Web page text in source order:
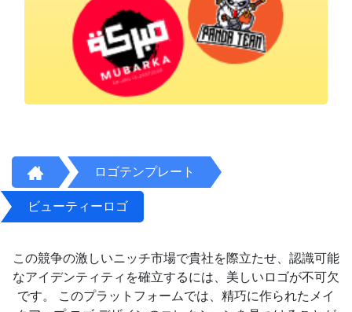
ロゴテンプレート
ビューティーロゴ
この競争の激しいニッチ市場で貴社を際立たせ、認識可能
なアイデンティティを確立するには、美しいロゴが不可欠
です。 このプラットフォームでは、精巧に作られたメイ